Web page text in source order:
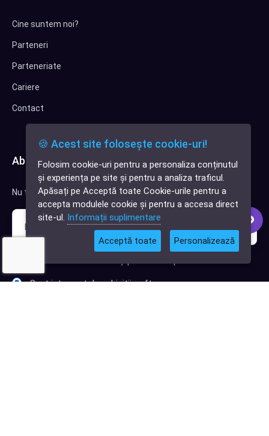
✕
Cauți o aplicație
software?
Cine suntem noi?
Parteneri
Parteneriate
Cariere
Contact
Abonează-te la newsletter
Nu trimitem spam, deci nu îți face griji.
Sunt interesat de achiziții software
🍪 Acest site folosește cookie-uri!
Folosim cookie-uri pentru a personaliza conținutul
și experiența pe site și pentru a analiza traficul.
Apăsați pe Acceptă toate Cookie-urile pentru a
accepta modulele cookie și pentru a accesa direct
site-ul. Informații suplimentare
Acceptă toate Personalizează